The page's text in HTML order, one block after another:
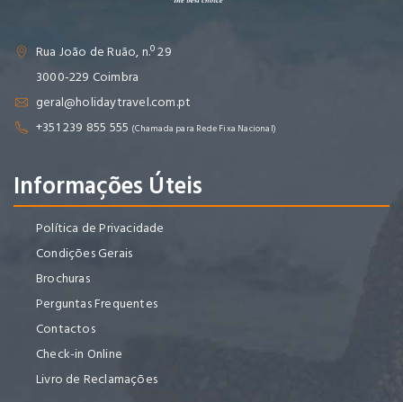
Rua João de Ruão, n.º 29
3000-229 Coimbra
geral@holidaytravel.com.pt
+351 239 855 555 (Chamada para Rede Fixa Nacional)
Informações Úteis
Política de Privacidade
Condições Gerais
Brochuras
Perguntas Frequentes
Contactos
Check-in Online
Livro de Reclamações